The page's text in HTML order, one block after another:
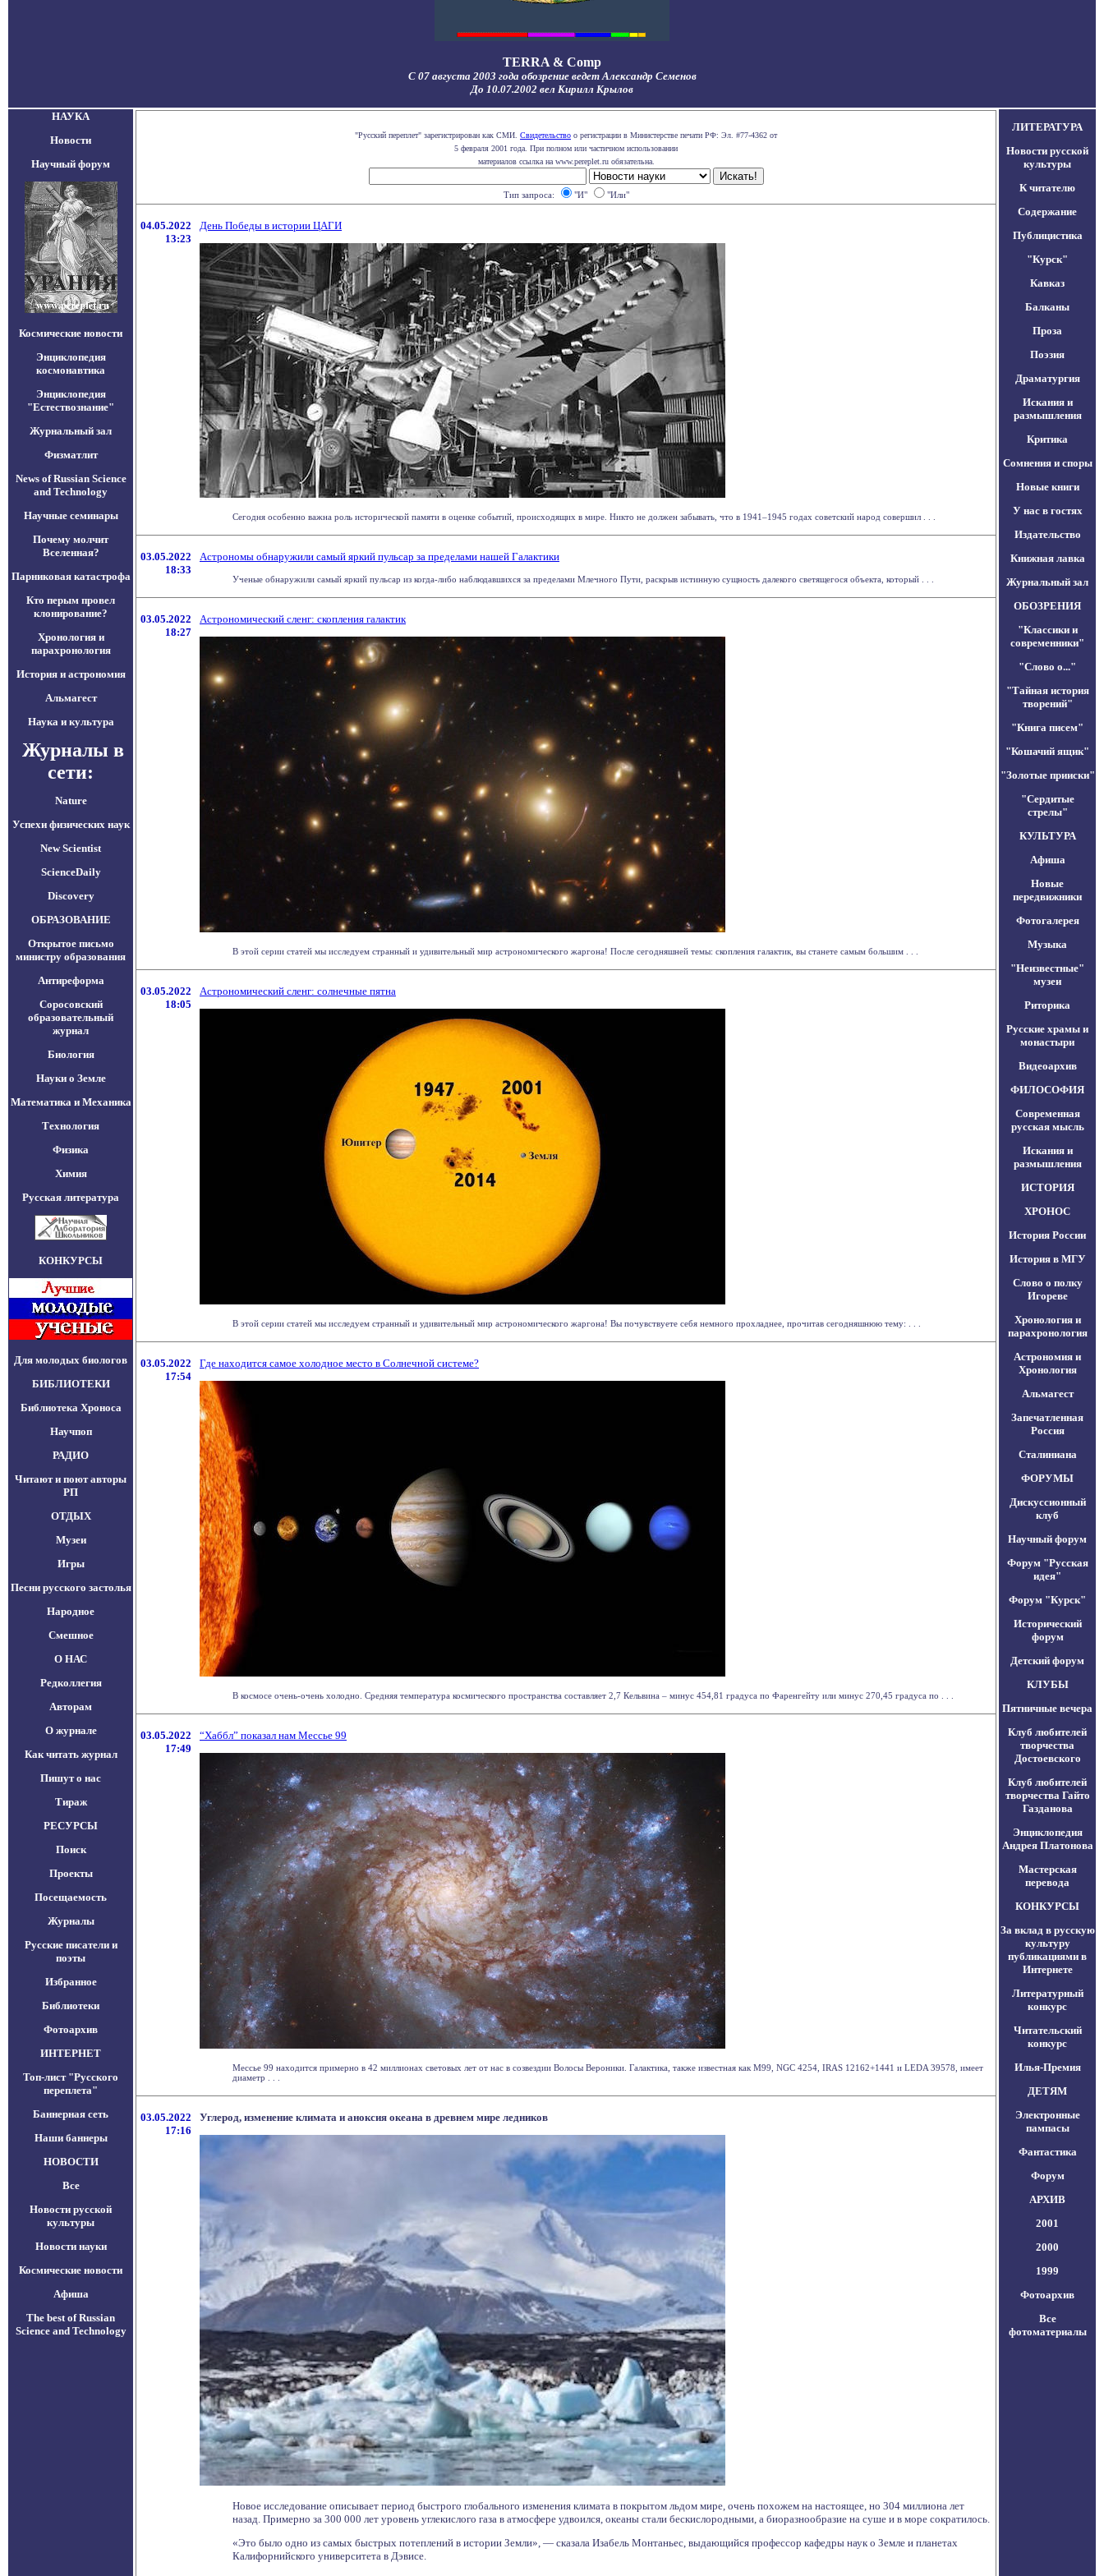
TERRA & Comp
С 07 августа 2003 года обозрение ведет Александр Семенов
До 10.07.2002 вел Кирилл Крылов
НАУКА
Новости
Научный форум
Космические новости
Энциклопедия
космонавтика
Энциклопедия
"Естествознание"
Журнальный зал
Физматлит
News of Russian Science
and Technology
Научные семинары
Почему молчит
Вселенная?
Парниковая катастрофа
Кто перым провел
клонирование?
Хронология и
парахронология
История и астрономия
Альмагест
Наука и культура
Журналы в
сети:
Nature
Успехи физических наук
New Scientist
ScienceDaily
Discovery
ОБРАЗОВАНИЕ
Открытое письмо
министру образования
Антиреформа
Соросовский
образовательный
журнал
Биология
Науки о Земле
Математика и Механика
Технология
Физика
Химия
Русская литература
КОНКУРСЫ
Для молодых биологов
БИБЛИОТЕКИ
Библиотека Хроноса
Научпоп
РАДИО
Читают и поют авторы
РП
ОТДЫХ
Музеи
Игры
Песни русского застолья
Народное
Смешное
О НАС
Редколлегия
Авторам
О журнале
Как читать журнал
Пишут о нас
Тираж
РЕСУРСЫ
Поиск
Проекты
Посещаемость
Журналы
Русские писатели и
поэты
Избранное
Библиотеки
Фотоархив
ИНТЕРНЕТ
Топ-лист "Русского
переплета"
Баннерная сеть
Наши баннеры
НОВОСТИ
Все
Новости русской
культуры
Новости науки
Космические новости
Афиша
The best of Russian
Science and Technology
"Русский переплет" зарегистрирован как СМИ. Свидетельство о регистрации в Министерстве печати РФ: Эл. #77-4362 от
5 февраля 2001 года. При полном или частичном использовании
материалов ссылка на www.pereplet.ru обязательна.
Тип запроса: "И" "Или"
04.05.2022
13:23
День Победы в истории ЦАГИ
Сегодня особенно важна роль исторической памяти в оценке событий, происходящих в мире. Никто не должен забывать, что в 1941–1945 годах советский народ совершил . . .
03.05.2022
18:33
Астрономы обнаружили самый яркий пульсар за пределами нашей Галактики
Ученые обнаружили самый яркий пульсар из когда-либо наблюдавшихся за пределами Млечного Пути, раскрыв истинную сущность далекого светящегося объекта, который . . .
03.05.2022
18:27
Астрономический сленг: скопления галактик
В этой серии статей мы исследуем странный и удивительный мир астрономического жаргона! После сегодняшней темы: скопления галактик, вы станете самым большим . . .
03.05.2022
18:05
Астрономический сленг: солнечные пятна
В этой серии статей мы исследуем странный и удивительный мир астрономического жаргона! Вы почувствуете себя немного прохладнее, прочитав сегодняшнюю тему: . . .
03.05.2022
17:54
Где находится самое холодное место в Солнечной системе?
В космосе очень-очень холодно. Средняя температура космического пространства составляет 2,7 Кельвина – минус 454,81 градуса по Фаренгейту или минус 270,45 градуса по . . .
03.05.2022
17:49
“Хаббл” показал нам Мессье 99
Мессье 99 находится примерно в 42 миллионах световых лет от нас в созвездии Волосы Вероники. Галактика, также известная как M99, NGC 4254, IRAS 12162+1441 и LEDA 39578, имеет
диаметр . . .
03.05.2022
17:16
Углерод, изменение климата и аноксия океана в древнем мире ледников
Новое исследование описывает период быстрого глобального изменения климата в покрытом льдом мире, очень похожем на настоящее, но 304 миллиона лет
назад. Примерно за 300 000 лет уровень углекислого газа в атмосфере удвоился, океаны стали бескислородными, а биоразнообразие на суше и в море сократилось.
«Это было одно из самых быстрых потеплений в истории Земли», — сказала Изабель Монтаньес, выдающийся профессор кафедры наук о Земле и планетах
Калифорнийского университета в Дэвисе.
ЛИТЕРАТУРА
Новости русской
культуры
К читателю
Содержание
Публицистика
"Курск"
Кавказ
Балканы
Проза
Поэзия
Драматургия
Искания и
размышления
Критика
Сомнения и споры
Новые книги
У нас в гостях
Издательство
Книжная лавка
Журнальный зал
ОБОЗРЕНИЯ
"Классики и
современники"
"Слово о..."
"Тайная история
творений"
"Книга писем"
"Кошачий ящик"
"Золотые прииски"
"Сердитые
стрелы"
КУЛЬТУРА
Афиша
Новые
передвижники
Фотогалерея
Музыка
"Неизвестные"
музеи
Риторика
Русские храмы и
монастыри
Видеоархив
ФИЛОСОФИЯ
Современная
русская мысль
Искания и
размышления
ИСТОРИЯ
ХРОНОС
История России
История в МГУ
Слово о полку
Игореве
Хронология и
парахронология
Астрономия и
Хронология
Альмагест
Запечатленная
Россия
Сталиниана
ФОРУМЫ
Дискуссионный
клуб
Научный форум
Форум "Русская
идея"
Форум "Курск"
Исторический
форум
Детский форум
КЛУБЫ
Пятничные вечера
Клуб любителей
творчества
Достоевского
Клуб любителей
творчества Гайто
Газданова
Энциклопедия
Андрея Платонова
Мастерская
перевода
КОНКУРСЫ
За вклад в русскую
культуру
публикациями в
Интернете
Литературный
конкурс
Читательский
конкурс
Илья-Премия
ДЕТЯМ
Электронные
пампасы
Фантастика
Форум
АРХИВ
2001
2000
1999
Фотоархив
Все
фотоматериалы